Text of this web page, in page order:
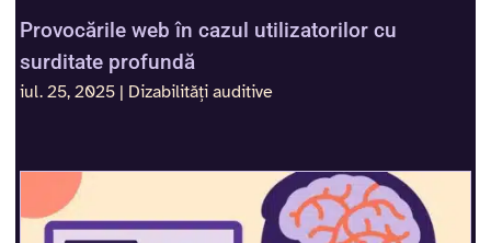
Provocările web în cazul utilizatorilor cu
surditate profundă
iul. 25, 2025 | Dizabilități auditive